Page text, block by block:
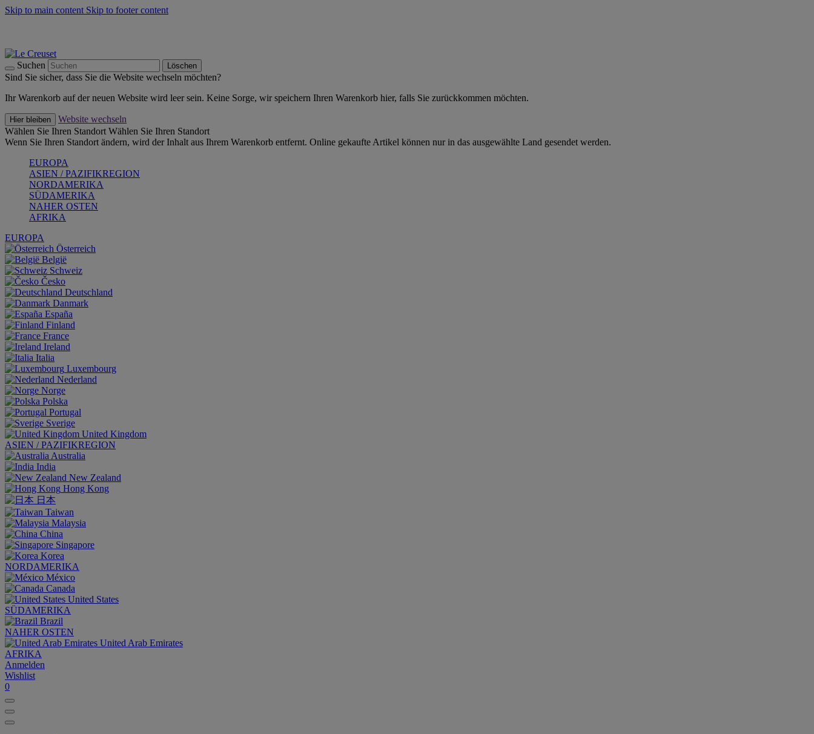
Skip to main content Skip to footer content
Suchen Löschen
Sind Sie sicher, dass Sie die Website wechseln möchten?
Ihr Warenkorb auf der neuen Website wird leer sein. Keine Sorge, wir speichern Ihren Warenkorb hier, falls Sie zurückkommen möchten.
Hier bleiben
Website wechseln
Wählen Sie Ihren Standort Wählen Sie Ihren Standort
Wenn Sie Ihren Standort ändern, wird der Inhalt aus Ihrem Warenkorb entfernt. Online gekaufte Artikel können nur in das ausgewählte Land gesendet werden.
EUROPA
ASIEN / PAZIFIKREGION
NORDAMERIKA
SÜDAMERIKA
NAHER OSTEN
AFRIKA
EUROPA
Österreich
België
Schweiz
Česko
Deutschland
Danmark
España
Finland
France
Ireland
Italia
Luxembourg
Nederland
Norge
Polska
Portugal
Sverige
United Kingdom
ASIEN / PAZIFIKREGION
Australia
India
New Zealand
Hong Kong
日本
Taiwan
Malaysia
China
Singapore
Korea
NORDAMERIKA
México
Canada
United States
SÜDAMERIKA
Brazil
NAHER OSTEN
United Arab Emirates
AFRIKA
Anmelden
Wishlist
0